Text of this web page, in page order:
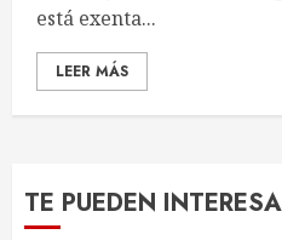
está exenta...
LEER MÁS
TE PUEDEN